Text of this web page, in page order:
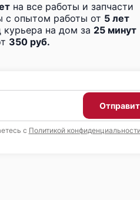
на все работы и запчасти
с опытом работы от 5 лет
на дом за 25 минут
350 руб.
с Политикой